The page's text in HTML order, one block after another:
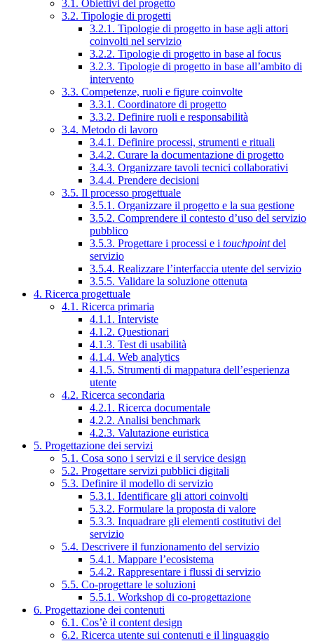
3.1. Obiettivi del progetto
3.2. Tipologie di progetti
3.2.1. Tipologie di progetto in base agli attori
coinvolti nel servizio
3.2.2. Tipologie di progetto in base al focus
3.2.3. Tipologie di progetto in base all’ambito di
intervento
3.3. Competenze, ruoli e figure coinvolte
3.3.1. Coordinatore di progetto
3.3.2. Definire ruoli e responsabilità
3.4. Metodo di lavoro
3.4.1. Definire processi, strumenti e rituali
3.4.2. Curare la documentazione di progetto
3.4.3. Organizzare tavoli tecnici collaborativi
3.4.4. Prendere decisioni
3.5. Il processo progettuale
3.5.1. Organizzare il progetto e la sua gestione
3.5.2. Comprendere il contesto d’uso del servizio
pubblico
3.5.3. Progettare i processi e i touchpointdel
servizio
3.5.4. Realizzare l’interfaccia utente del servizio
3.5.5. Validare la soluzione ottenuta
4. Ricerca progettuale
4.1. Ricerca primaria
4.1.1. Interviste
4.1.2. Questionari
4.1.3. Test di usabilità
4.1.4. Web analytics
4.1.5. Strumenti di mappatura dell’esperienza
utente
4.2. Ricerca secondaria
4.2.1. Ricerca documentale
4.2.2. Analisi benchmark
4.2.3. Valutazione euristica
5. Progettazione dei servizi
5.1. Cosa sono i servizi e il service design
5.2. Progettare servizi pubblici digitali
5.3. Definire il modello di servizio
5.3.1. Identificare gli attori coinvolti
5.3.2. Formulare la proposta di valore
5.3.3. Inquadrare gli elementi costitutivi del
servizio
5.4. Descrivere il funzionamento del servizio
5.4.1. Mappare l’ecosistema
5.4.2. Rappresentare i flussi di servizio
5.5. Co-progettare le soluzioni
5.5.1. Workshop di co-progettazione
6. Progettazione dei contenuti
6.1. Cos’è il content design
6.2. Ricerca utente sui contenuti e il linguaggio